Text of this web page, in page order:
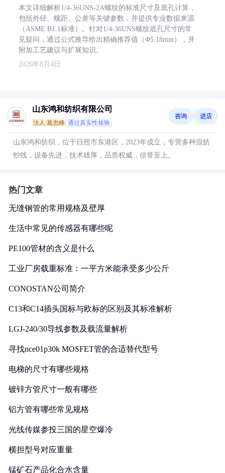
本文详细解析1/4-36UNS-2A螺纹的标准尺寸及底孔计算，
包括外径、螺距、公差等关键参数，并提供专业数据来源
（ASME B1.1标准）。针对1/4-36UNS螺纹底孔尺寸的常
见疑问，通过公式推导给出精确推荐值（Φ5.18mm），并
附加工艺建议与扩展知识。
2026年8月4日
山东鸿和纺织有限公司
法人:葛忠峰 通过真实性核验
咨询 进店
山东鸿和纺织，位于日照市东港区，2023年成立，专营多种混纺
纱线，设备先进，技术雄厚，品质权威，信誉至上。
热门文章
无缝钢管的常用规格及壁厚
生活中常见的传感器有哪些呢
PE100管材的含义是什么
工业厂房载重标准：一平方米能承受多少公斤
CONOSTAN公司简介
C13和C14插头国标与欧标的区别及其标准解析
LGJ-240/30导线参数及载流量解析
寻找nce01p30k MOSFET管的合适替代型号
电梯的尺寸有哪些规格
镀锌方管尺寸一般有哪些
铝方管有哪些常见规格
光线传媒参投三国的星空爆冷
横担型号对应重量
锰矿石产品化合水含量